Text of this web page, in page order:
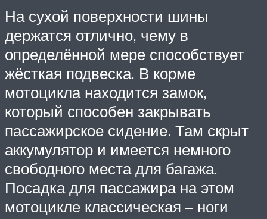
На сухой поверхности шины
держатся отлично, чему в
определённой мере способствует
жёсткая подвеска. В корме
мотоцикла находится замок,
который способен закрывать
пассажирское сидение. Там скрыт
аккумулятор и имеется немного
свободного места для багажа.
Посадка для пассажира на этом
мотоцикле классическая – ноги